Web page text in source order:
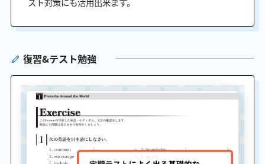
復習&テスト勉強